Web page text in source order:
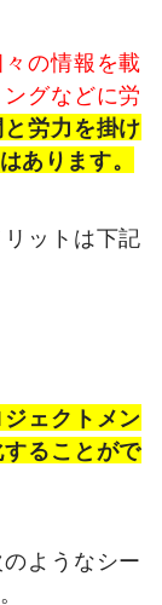
の情報を載
グなどに労
労力を掛け
あります。
ットは下記
ェクトメン
ることがで
ようなシー